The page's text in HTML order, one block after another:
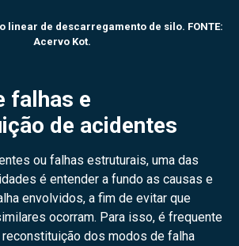
linear de descarregamento de silo. FONTE:
Acervo Kot.
falhas e
de acidentes
ou falhas estruturais, uma das
é entender a fundo as causas e
envolvidos, a fim de evitar que
ocorram. Para isso, é frequente
dos modos de falha